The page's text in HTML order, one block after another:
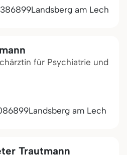
86899Landsberg am Lech
für Psychiatrie und
86899Landsberg am Lech
Trautmann